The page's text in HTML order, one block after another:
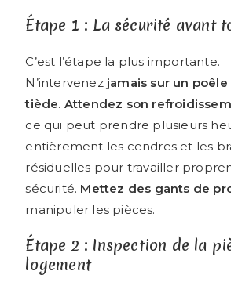
Étape 1 : La sécurité avant
C’est l’étape la plus importante.
N’intervenez jamais sur un
tiède. Attendez son
ce qui peut prendre plusieurs
entièrement les cendres et les
résiduelles pour travailler
sécurité. Mettez des gants de
manipuler les pièces.
Étape 2 : Inspection de la
logement